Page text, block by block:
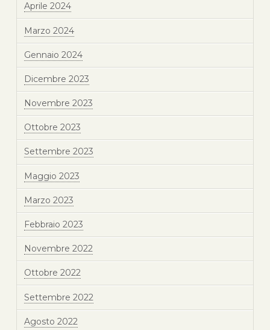
Aprile 2024
Marzo 2024
Gennaio 2024
Dicembre 2023
Novembre 2023
Ottobre 2023
Settembre 2023
Maggio 2023
Marzo 2023
Febbraio 2023
Novembre 2022
Ottobre 2022
Settembre 2022
Agosto 2022